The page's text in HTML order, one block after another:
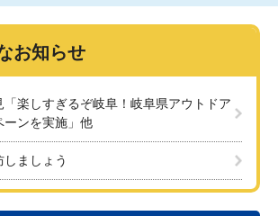
お知らせ
「楽しすぎるぞ岐阜！岐阜県アウトドア
ーンを実施」他
ましょう